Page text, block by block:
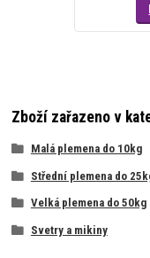
Zboží zařazeno v
Malá plemena do 10kg
Střední plemena do
Velká plemena do 50kg
Svetry a mikiny